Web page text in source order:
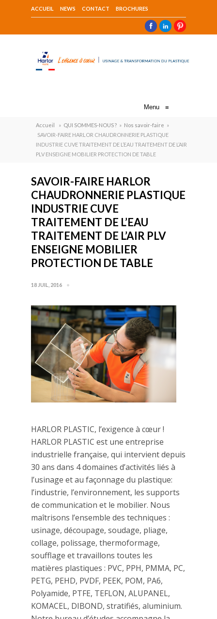
ACCUEIL NEWS CONTACT BROCHURES
Menu ≡
Accueil » QUI SOMMES-NOUS ? » Nos savoir-faire »
SAVOIR-FAIRE HARLOR CHAUDRONNERIE PLASTIQUE
INDUSTRIE CUVE TRAITEMENT DE L’EAU TRAITEMENT DE L’AIR
PLV ENSEIGNE MOBILIER PROTECTION DE TABLE
SAVOIR-FAIRE HARLOR
CHAUDRONNERIE PLASTIQUE
INDUSTRIE CUVE
TRAITEMENT DE L’EAU
TRAITEMENT DE L’AIR PLV
ENSEIGNE MOBILIER
PROTECTION DE TABLE
18 JUIL, 2016
HARLOR PLASTIC, l’exigence à cœur !
HARLOR PLASTIC est une entreprise
industrielle française, qui intervient depuis
30 ans dans 4 domaines d’activités liés à
l’usinage et au façonnage du plastique:
l’industrie, l’environnement, les supports
de communication et le mobilier. Nous
maîtrisons l’ensemble des techniques :
usinage, découpage, soudage, pliage,
collage, polissage, thermoformage,
soufflage et travaillons toutes les
matières plastiques : PVC, PPH, PMMA, PC,
PETG, PEHD, PVDF, PEEK, POM, PA6,
Polyamide, PTFE, TEFLON, ALUPANEL,
KOMACEL, DIBOND, stratifiés, aluminium.